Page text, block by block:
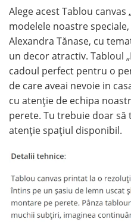
Alege acest Tablou canvas
modelele noastre
Alexandra Tănase, cu
un decor atractiv. Tabloul
cadoul perfect pentru o
de care aveai nevoie in
cu atenție de echipa
perete. Tu trebuie doar să
atenție spațiul disponibil.